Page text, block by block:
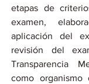
etapas de
examen,
aplicación del
revisión del
Transparencia
como organismo